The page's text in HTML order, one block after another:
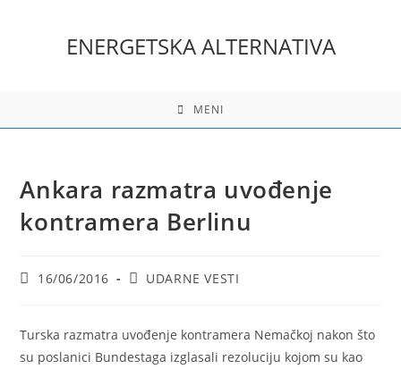
ENERGETSKA ALTERNATIVA
MENI
Ankara razmatra uvođenje
kontramera Berlinu
Post16/06/2016
PostUDARNE VESTI
Turska razmatra uvođenje kontramera Nemačkoj nakon što
su poslanici Bundestaga izglasali rezoluciju kojom su kao